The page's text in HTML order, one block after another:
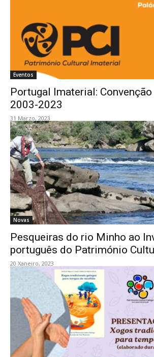
Eventos
Portugal Imaterial: Convenção
2003-2023
31 Marzo, 2023
Novas
Pesqueiras do rio Minho ao
português do Património
20 Xaneiro, 2023